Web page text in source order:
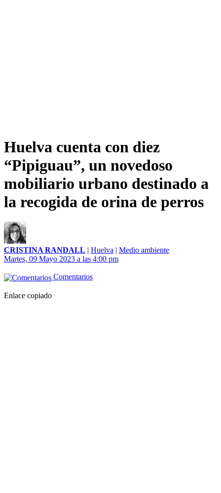
Huelva cuenta con diez
“Pipiguau”, un novedoso
mobiliario urbano destinado a
la recogida de orina de perros
CRISTINA RANDALL | Huelva | Medio ambiente
Martes, 09 Mayo 2023 a las 4:00 pm
Comentarios
Enlace copiado